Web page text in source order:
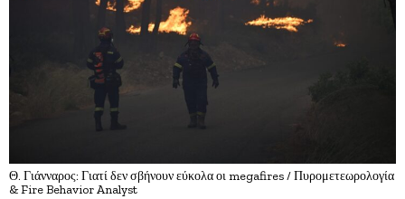
Θ. Γιάνναρος: Γιατί δεν σβήνουν εύκολα οι megafires / Πυρομετεωρολογία
& Fire Behavior Analyst